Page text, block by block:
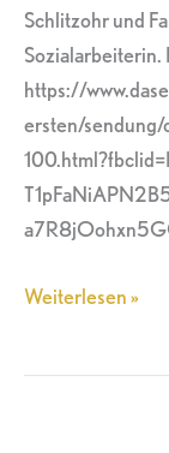
Schlitzohr und
Sozialarbeiterin.
https://
ersten/sendung/
Weiterlesen »